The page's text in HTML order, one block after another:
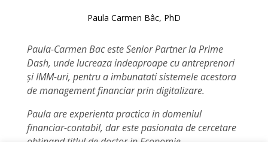
Paula Carmen Bâc, PhD
Paula-Carmen Bac este Senior Partner la Prime
Dash, unde lucreaza indeaproape cu antreprenori
și IMM-uri, pentru a imbunatati sistemele acestora
de management financiar prin digitalizare.
Paula are experienta practica in domeniul
financiar-contabil, dar este pasionata de cercetare